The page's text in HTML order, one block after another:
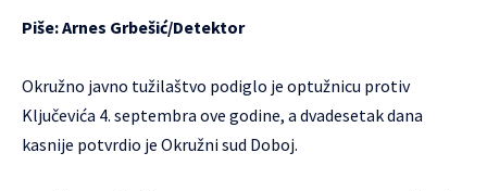
Piše:Arnes Grbešić/Detektor
Okružno javno tužilaštvo podiglo je optužnicu protiv
Ključevića 4. septembra ove godine, a dvadesetak dana
kasnije potvrdio je Okružni sud Doboj.